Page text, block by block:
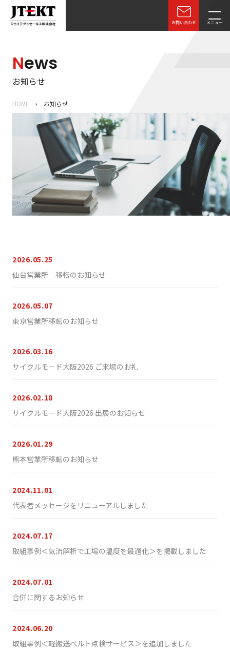
メニュー
商品情報
取組事例
企業情報
販売網
お知らせ
ベアリングのご購入
お問い合わせ
News
お知らせ
HOME お知らせ
2026.05.25
仙台営業所 移転のお知らせ
2026.05.07
東京営業所移転のお知らせ
2026.03.16
サイクルモード大阪2026 ご来場のお礼
2026.02.18
サイクルモード大阪2026 出展のお知らせ
2026.01.29
熊本営業所移転のお知らせ
2024.11.01
代表者メッセージをリニューアルしました
2024.07.17
取組事例＜気流解析で工場の温度を最適化＞を掲載しました
2024.07.01
合併に関するお知らせ
2024.06.20
取組事例＜軽搬送ベルト点検サービス＞を追加しました